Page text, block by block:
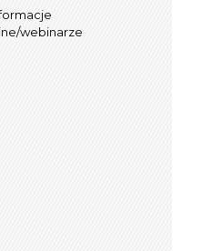
webinarze